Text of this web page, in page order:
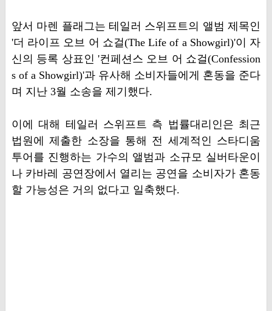
앞서 마렌 플래그는 테일러 스위프트의 앨범 제목인
'더 라이프 오브 어 쇼걸(The Life of a Showgirl)'이 자
신의 등록 상표인 '컨페션스 오브 어 쇼걸(Confession
s of a Showgirl)'과 유사해 소비자들에게 혼동을 준다
며 지난 3월 소송을 제기했다.
이에 대해 테일러 스위프트 측 법률대리인은 최근
법원에 제출한 소장을 통해 전 세계적인 스타디움
투어를 진행하는 가수의 앨범과 소규모 실버타운이
나 카바레 공연장에서 열리는 공연을 소비자가 혼동
할 가능성은 거의 없다고 일축했다.